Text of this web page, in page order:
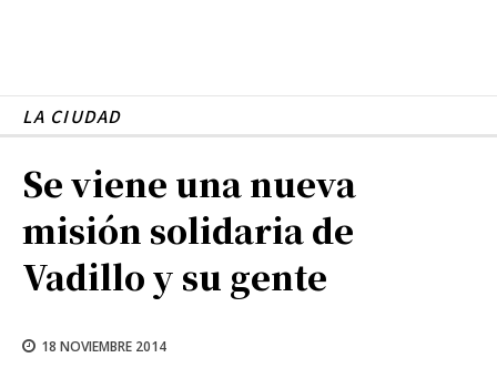
LA CIUDAD
Se viene una nueva
misión solidaria de
Vadillo y su gente
18 NOVIEMBRE 2014